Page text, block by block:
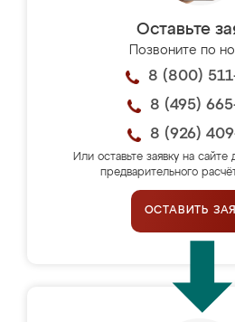
Оставьте
Позвоните по
8 (800)
8 (495)
8 (926)
Или оставьте заявку на сайте
предварительного
ОСТАВИТЬ